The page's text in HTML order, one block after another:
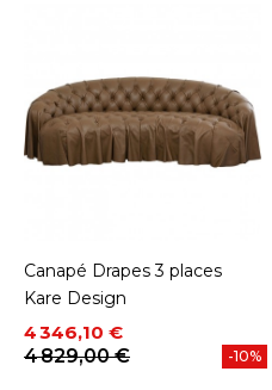
Canapé Drapes 3 places
Kare Design
Prix
4 346,10 €
Prix de base
4 829,00 €
-10%